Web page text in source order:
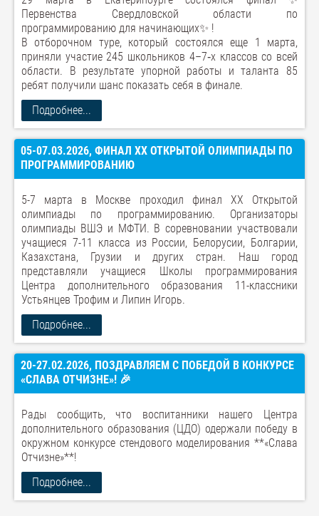
Первенства Свердловской области по
программированию для начинающих✨ !
В отборочном туре, который состоялся еще 1 марта,
приняли участие 245 школьников 4–7‑х классов со всей
области. В результате упорной работы и таланта 85
ребят получили шанс показать себя в финале.
Подробнее...
05-07.03.2026, ФИНАЛ XX ОТКРЫТОЙ ОЛИМПИАДЫ ПО
ПРОГРАММИРОВАНИЮ
5-7 марта в Москве проходил финал XX Открытой
олимпиады по программированию. Организаторы
олимпиады ВШЭ и МФТИ. В соревновании участвовали
учащиеся 7-11 класса из России, Белорусии, Болгарии,
Казахстана, Грузии и других стран. Наш город
представляли учащиеся Школы программирования
Центра дополнительного образования 11-классники
Устьянцев Трофим и Липин Игорь.
Подробнее...
20-27.02.2026, ПОЗДРАВЛЯЕМ С ПОБЕДОЙ В КОНКУРСЕ
«СЛАВА ОТЧИЗНЕ»! 🎉
Рады сообщить, что воспитанники нашего Центра
дополнительного образования (ЦДО) одержали победу в
окружном конкурсе стендового моделирования **«Слава
Отчизне»**!
Подробнее...